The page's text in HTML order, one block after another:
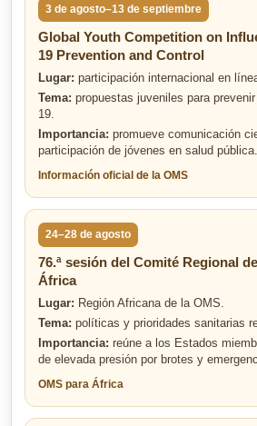
3 de agosto–13 de septiembre
Global Youth Competition on
19 Prevention and Control
Lugar: participación internacional en
Tema: propuestas juveniles para
19.
Importancia: promueve comunicación
participación de jóvenes en salud pública.
Información oficial de la OMS
24–28 de agosto
76.ª sesión del Comité Regional
África
Lugar: Región Africana de la OMS.
Tema: políticas y prioridades sanitarias
Importancia: reúne a los Estados
de elevada presión por brotes y
OMS para África